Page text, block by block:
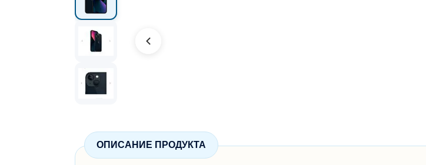
ОПИСАНИЕ ПРОДУКТА